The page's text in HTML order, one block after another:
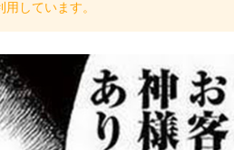
しています。